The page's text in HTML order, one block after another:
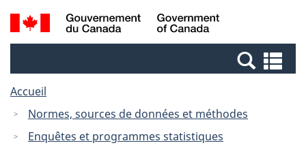
Passer
au
Passer
à
Canada
Recherche
et
et
Accueil
Normes, sources de données et méthodes
Enquêtes et programmes statistiques